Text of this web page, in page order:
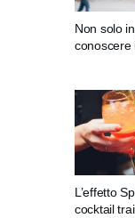
Non solo
conoscere
L’effetto
cocktail